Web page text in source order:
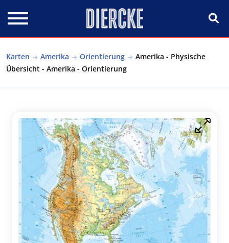
Karten Amerika Orientierung
Amerika - Physische
Übersicht - Amerika - Orientierung